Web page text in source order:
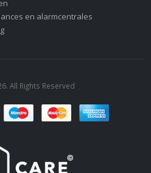
en alarmcentrales
All Rights Reserved